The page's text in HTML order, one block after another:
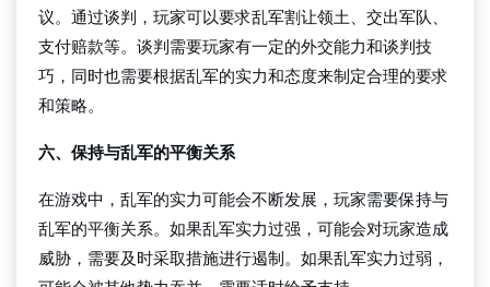
议。通过谈判，玩家可以要求乱军割让领土、交出军队、
支付赔款等。谈判需要玩家有一定的外交能力和谈判技
巧，同时也需要根据乱军的实力和态度来制定合理的要求
和策略。
六、保持与乱军的平衡关系
在游戏中，乱军的实力可能会不断发展，玩家需要保持与
乱军的平衡关系。如果乱军实力过强，可能会对玩家造成
威胁，需要及时采取措施进行遏制。如果乱军实力过弱，